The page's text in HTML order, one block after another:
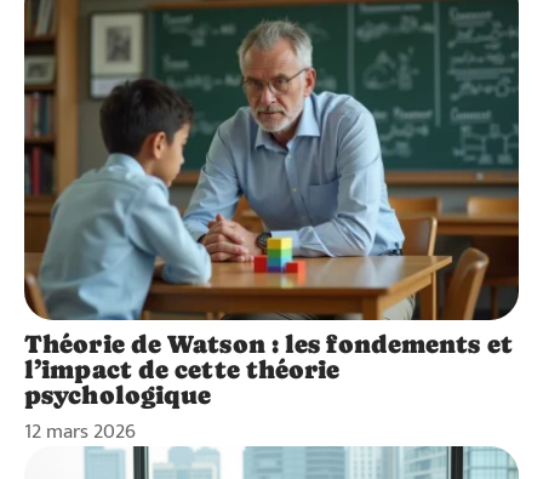
Théorie de Watson : les fondements et
l’impact de cette théorie
psychologique
12 mars 2026